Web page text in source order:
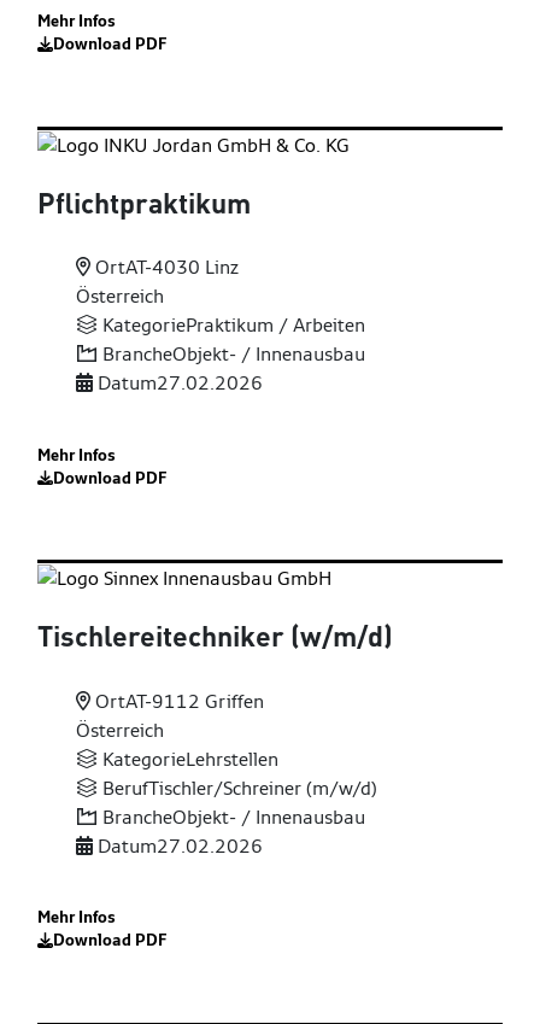
Mehr Infos
Download PDF
Pflichtpraktikum
OrtAT-4030 Linz
Österreich
KategoriePraktikum / Arbeiten
BrancheObjekt- / Innenausbau
Datum27.02.2026
Mehr Infos
Download PDF
Tischlereitechniker (w/m/d)
OrtAT-9112 Griffen
Österreich
KategorieLehrstellen
BerufTischler/Schreiner (m/w/d)
BrancheObjekt- / Innenausbau
Datum27.02.2026
Mehr Infos
Download PDF